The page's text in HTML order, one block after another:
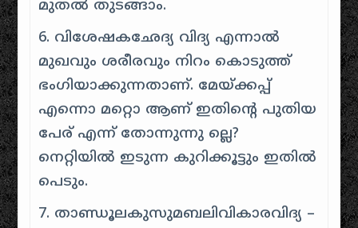
മുതൽ തുടങ്ങാം.
6. വിശേഷകഛേദ്യ വിദ്യ എന്നാൽ
മുഖവും ശരീരവും നിറം കൊടുത്ത്
ഭംഗിയാക്കുന്നതാണ്. മേയ്ക്കപ്പ്
എന്നൊ മറ്റൊ ആണ് ഇതിൻ്റെ പുതിയ
പേര് എന്ന് തോന്നുന്നു ല്ലെ?
നെറ്റിയിൽ ഇടുന്ന കുറിക്കൂട്ടും ഇതിൽ
പെടും.
7. താണ്ഡൂലകുസുമബലിവികാരവിദ്യ –